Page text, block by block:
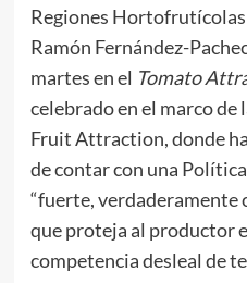
Regiones Hortofrutícolas
Ramón Fernández-
martes en el Tomato
celebrado en el marco
Fruit Attraction, donde
de contar con una
“fuerte, verdaderamente
que proteja al productor
competencia desleal de